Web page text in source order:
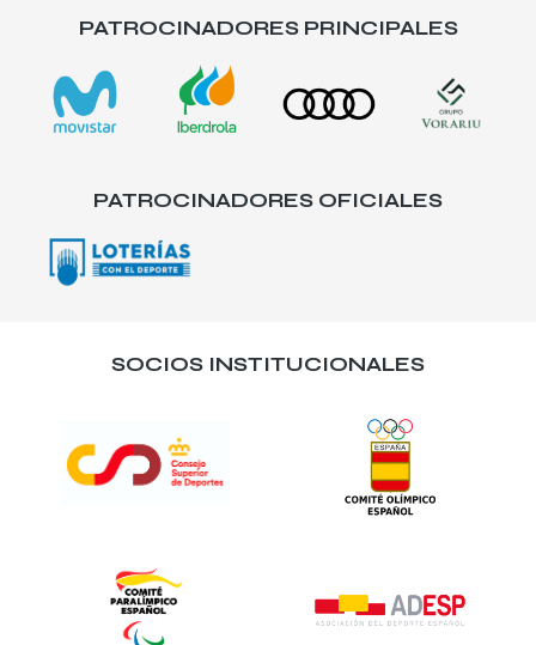
PATROCINADORES PRINCIPALES
PATROCINADORES OFICIALES
SOCIOS INSTITUCIONALES